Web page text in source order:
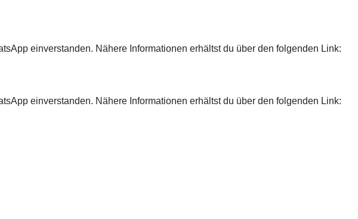
einverstanden. Nähere Informationen erhältst du über den folgenden Link:
einverstanden. Nähere Informationen erhältst du über den folgenden Link: